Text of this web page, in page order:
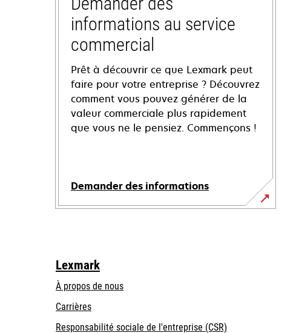
informations au service
commercial
Prêt à découvrir ce que Lexmark peut
faire pour votre entreprise ? Découvrez
comment vous pouvez générer de la
valeur commerciale plus rapidement
que vous ne le pensiez. Commençons !
Demander des informations
Lexmark
À propos de nous
Carrières
s’ouvre
Responsabilité sociale de l'entreprise (CSR)